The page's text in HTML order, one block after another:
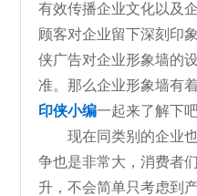
有效传播企业文化以及
顾客对企业留下深刻印
侠广告对企业形象墙的
准。那么企业形象墙有
印侠小编一起来了解下吧
现在同类别的企业也
争也是非常大，消费者
升，不会简单只考虑到